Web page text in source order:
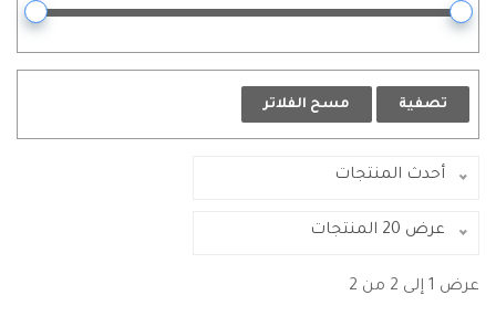
تصفية مسح الفلاتر
أحدث المنتجات
عرض 20 المنتجات
عرض 1 إلى 2 من 2